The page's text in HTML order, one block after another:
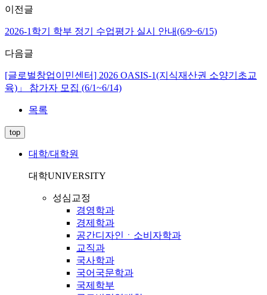
이전글
2026-1학기 학부 정기 수업평가 실시 안내(6/9~6/15)
다음글
[글로벌창업이민센터] 2026 OASIS-1(지식재산권 소양기초교
육)」 참가자 모집 (6/1~6/14)
목록
top
대학/대학원
대학UNIVERSITY
성심교정
경영학과
경제학과
공간디자인ㆍ소비자학과
교직과
국사학과
국어국문학과
국제학부